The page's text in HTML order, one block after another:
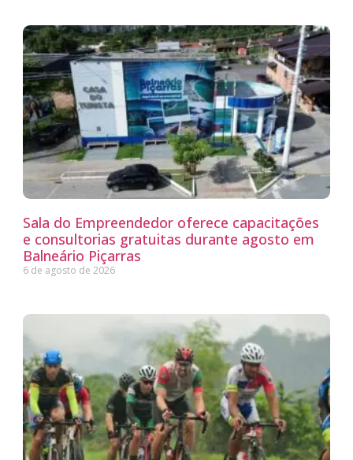
Sala do Empreendedor oferece capacitações
e consultorias gratuitas durante agosto em
Balneário Piçarras
6 de agosto de 2026